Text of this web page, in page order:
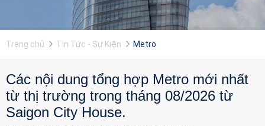
Trang chủ Tin Tức - Sự Kiện Metro
Các nội dung tổng hợp Metro mới nhất
từ thị trường trong tháng 08/2026 từ
Saigon City House.